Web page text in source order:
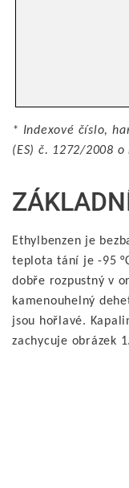
* Indexové číslo,
(ES) č. 1272/2008
Ethylbenzen je
teplota tání je -95
dobře rozpustný v
kamenouhelný
jsou hořlavé.
zachycuje obrázek